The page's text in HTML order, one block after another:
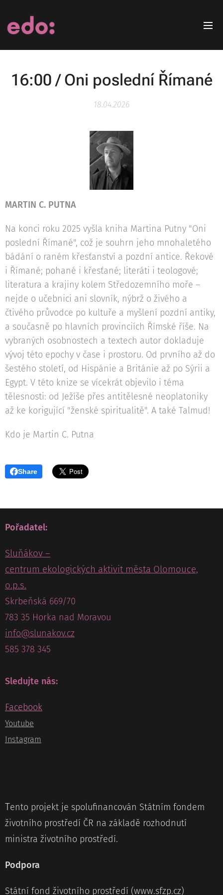
16:00 / Oni poslední Římané
18.04.2026
MARTIN C. PUTNA
Na konci roku 2025 vyšla kniha Martina Putny "Oni
poslední Římané", což je souhrn jeho mnohaletého
bádání o raném křesťanství a pozdní antice. Řekové
i Římané; pohané i křesťané; literáti i teologové;
literatura a krajiny kolem Středozemního moře –
nejde o učebnici ani slovník, nýbrž o živého a
čtivého průvodce po kultuře a myšlení pozdní antiky,
a současně po hlavních provinciích Římské říše. Na
vybraných osobnostech a textech autor dokladuje
vývoj této epochy v čase i prostoru. Od prvního až do
šestého století, od Hispánie a Británie až po Sýrii a
Egypt. V této knize se vícekrát objevilo i téma
tělesnosti: od Ježíše přes antitělesné neoplatoniky
až ke korigující "ženské spiritualitě". A také Talmud!
Kdo je Martin C. Putna
Share
Pořadatel:
Sluňákov –
centrum ekologických aktivit města Olomouce,
o.p.s.
Skrbeňská 669/70
783 35 Horka nad Moravou
info@slunakov.cz
585 378 345
Sledujte nás:
Facebook
Youtube
Instagram
Tento projekt je spolufinancován Státním fondem
životního prostředí ČR na základě rozhodnutí
ministra životního prostředí.
Podpora
Státní fond životního prostředí (www.sfzp.cz)